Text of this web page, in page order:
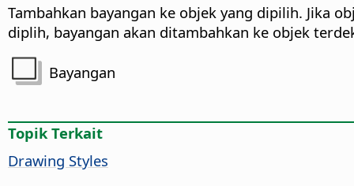
Tambahkan bayangan ke objek yang dipilih. Jika
diplih, bayangan akan ditambahkan ke objek
Bayangan
Topik Terkait
Drawing Styles